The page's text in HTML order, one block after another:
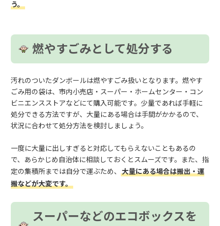
う。
燃やすごみとして処分する
汚れのついたダンボールは燃やすごみ扱いとなります。燃やす
ごみ用の袋は、市内小売店・スーパー・ホームセンター・コン
ビニエンスストアなどにて購入可能です。少量であれば手軽に
処分できる方法ですが、大量にある場合は手間がかかるので、
状況に合わせて処分方法を検討しましょう。
一度に大量に出しすぎると対応してもらえないこともあるの
で、あらかじめ自治体に相談しておくとスムーズです。また、指
定の集積所までは自分で運ぶため、大量にある場合は搬出・運
搬などが大変です。
スーパーなどのエコボックスを